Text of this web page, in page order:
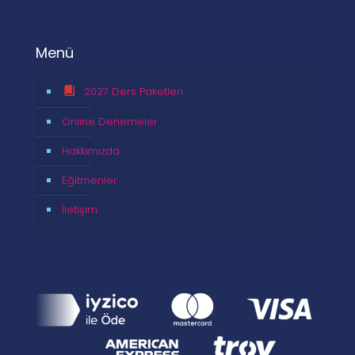
Menü
2027 Ders Paketleri
Online Denemeler
Hakkımızda
Eğitmenler
İletişim